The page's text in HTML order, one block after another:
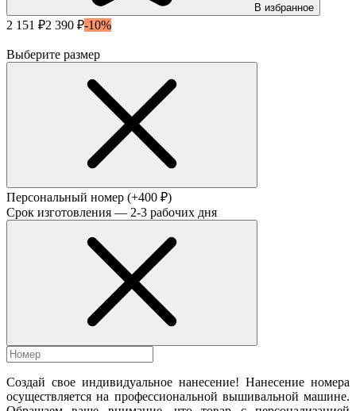
В избранное
2 151 ₽2 390 ₽-10%
Выберите размер
Персональный номер (+400 ₽)
Срок изготовления — 2-3 рабочих дня
Создай свое индивидуальное нанесение! Нанесение номера
осуществляется на профессиональной вышивальной машине.